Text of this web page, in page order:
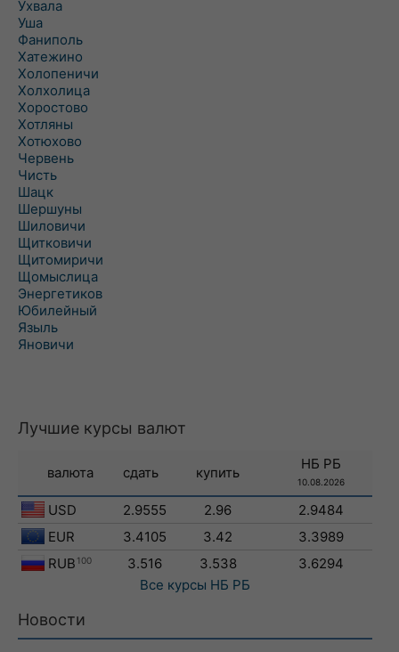
Ухвала
Уша
Фаниполь
Хатежино
Холопеничи
Холхолица
Хоростово
Хотляны
Хотюхово
Червень
Чисть
Шацк
Шершуны
Шиловичи
Щитковичи
Щитомиричи
Щомыслица
Энергетиков
Юбилейный
Языль
Яновичи
Лучшие курсы валют
валюта сдать купить
НБ РБ
10.08.2026
USD 2.9555 2.96
2.9484
EUR
3.4105 3.42
3.3989
RUB 100 3.516 3.538
3.6294
Все курсы НБ РБ
Новости